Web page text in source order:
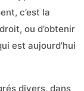
c’est la
ou d’obtenir
est aujourd’hui
divers, dans